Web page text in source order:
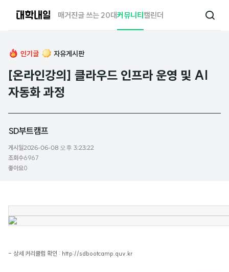
매거진글 쓰는 20대커뮤니티캘린더
검
인기글 자유게시판
[온라인강의] 클라우드 인프라 운영 및 AI
자동화 과정
SD부트캠프
게시일2026-06-08 오후 3:23:22
조회수6967
좋아요0
- 상세 커리큘럼 확인 : http://sdbootcamp.quv.kr